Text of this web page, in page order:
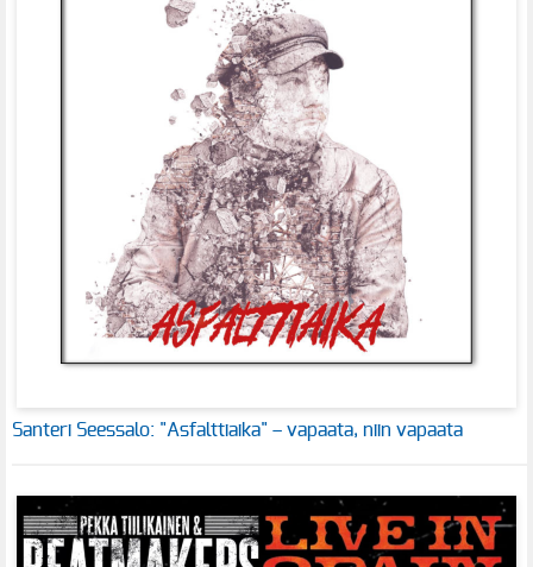
Santeri Seessalo: "Asfalttiaika" – vapaata, niin vapaata